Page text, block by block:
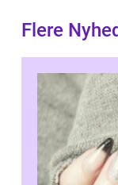
Flere